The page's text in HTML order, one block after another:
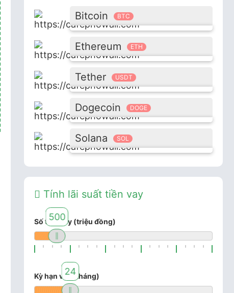
Bitcoin BTC
Ethereum ETH
Tether USDT
Dogecoin DOGE
Solana SOL
Tính lãi suất tiền vay
Số tiền vay (triệu đồng)
500
Kỳ hạn vay (tháng)
24